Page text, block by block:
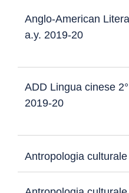
Anglo-American
a.y. 2019-20
ADD Lingua cinese
2019-20
Antropologia